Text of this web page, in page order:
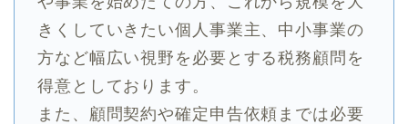
きくしていきたい個人事業主、中小事業の
方など幅広い視野を必要とする税務顧問を
得意としております。
また、顧問契約や確定申告依頼までは必要